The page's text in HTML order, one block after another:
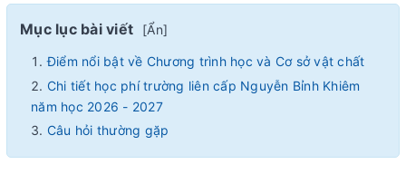
Mục lục bài viết [Ẩn]
Điểm nổi bật về Chương trình học và Cơ sở vật chất
Chi tiết học phí trường liên cấp Nguyễn Bỉnh Khiêm
năm học 2026 - 2027
Câu hỏi thường gặp